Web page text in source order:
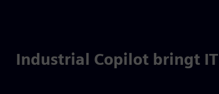
Industrial Copilot bringt